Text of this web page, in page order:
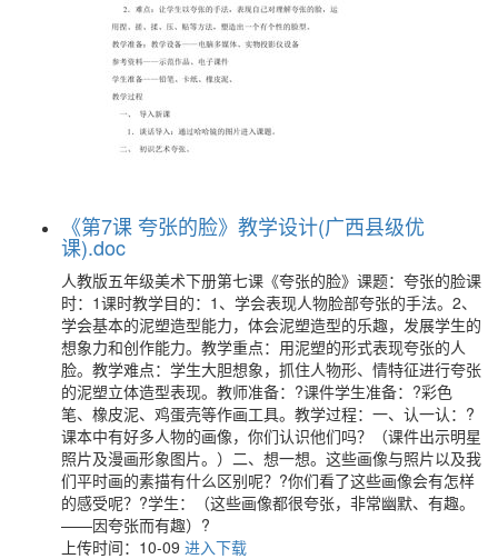
《第7课 夸张的脸》教学设计(广西县级优
课).doc
人教版五年级美术下册第七课《夸张的脸》课题：夸张的脸课
时：1课时教学目的：1、学会表现人物脸部夸张的手法。2、
学会基本的泥塑造型能力，体会泥塑造型的乐趣，发展学生的
想象力和创作能力。教学重点：用泥塑的形式表现夸张的人
脸。教学难点：学生大胆想象，抓住人物形、情特征进行夸张
的泥塑立体造型表现。教师准备：?课件学生准备：?彩色
笔、橡皮泥、鸡蛋壳等作画工具。教学过程：一、认一认：?
课本中有好多人物的画像，你们认识他们吗？（课件出示明星
照片及漫画形象图片。）二、想一想。这些画像与照片以及我
们平时画的素描有什么区别呢？?你们看了这些画像会有怎样
的感受呢？?学生：（这些画像都很夸张，非常幽默、有趣。
——因夸张而有趣）?
上传时间：10-09 进入下载